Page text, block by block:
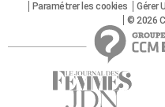
Paramétrer les cookies
Gérer
© 2026